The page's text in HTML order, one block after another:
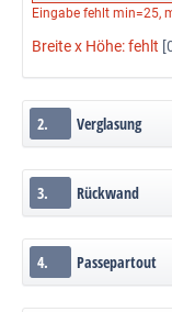
Eingabe fehlt min=25,
Breite x Höhe:fehlt
2. Verglasung
3. Rückwand
4. Passepartout